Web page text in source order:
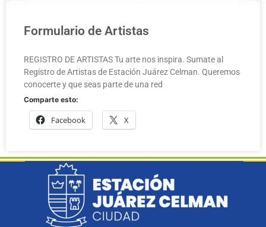
Formulario de Artistas
REGISTRO DE ARTISTAS Tu arte nos inspira. Sumate al
Registro de Artistas de Estación Juárez Celman. Queremos
conocerte y que seas parte de una red
Comparte esto:
Facebook X